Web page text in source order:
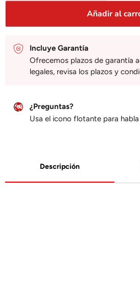
Añadir al
Incluye Garantía
Ofrecemos plazos de garantía
legales, revisa los plazos y
¿Preguntas?
Usa el icono flotante para
Descripción